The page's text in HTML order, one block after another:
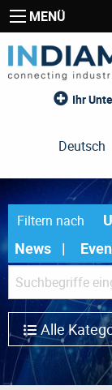
MENÜ
Ihr
Deutsch
Filtern nach
News
Alle